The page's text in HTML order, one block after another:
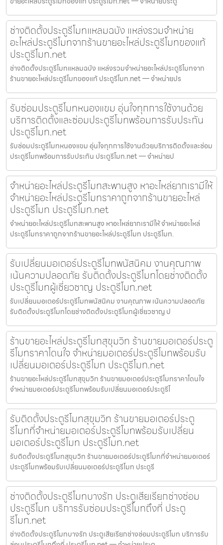
ช่างติดตั้งประตูรีโมทแหลมฉบัง แหล่งรวมจำหน่าย
อะไหล่ประตูรีโมทจากร้านขายอะไหล่ประตูรีโมทของแท้
ประตูรีโมท.net
ช่างติดตั้งประตูรีโมทแหลมฉบัง แหล่งรวมจำหน่ายอะไหล่ประตูรีโมทจาก
ร้านขายอะไหล่ประตูรีโมทของแท้ ประตูรีโมท.net — จำหน่ายปร
รับซ่อมประตูรีโมทหนองแขม อุ่นใจทุกการใช้งานด้วย
บริการติดตั้งและซ่อมประตูรีโมทพร้อมการรับประกัน
ประตูรีโมท.net
รับซ่อมประตูรีโมทหนองแขม อุ่นใจทุกการใช้งานด้วยบริการติดตั้งและซ่อม
ประตูรีโมทพร้อมการรับประกัน ประตูรีโมท.net — จำหน่ายป
จำหน่ายอะไหล่ประตูรีโมทสะพานสูง หาอะไหล่ยากเรามีให้
จำหน่ายอะไหล่ประตูรีโมทราคาถูกจากร้านขายอะไหล่
ประตูรีโมท ประตูรีโมท.net
จำหน่ายอะไหล่ประตูรีโมทสะพานสูง หาอะไหล่ยากเรามีให้ จำหน่ายอะไหล่
ประตูรีโมทราคาถูกจากร้านขายอะไหล่ประตูรีโมท ประตูรีโมท.
รับเปลี่ยนมอเตอร์ประตูรีโมทพนัสนิคม งานคุณภาพ
เน้นความปลอดภัย รับติดตั้งประตูรีโมทโดยช่างติดตั้ง
ประตูรีโมทผู้เชี่ยวชาญ ประตูรีโมท.net
รับเปลี่ยนมอเตอร์ประตูรีโมทพนัสนิคม งานคุณภาพ เน้นความปลอดภัย
รับติดตั้งประตูรีโมทโดยช่างติดตั้งประตูรีโมทผู้เชี่ยวชาญ ป
ร้านขายอะไหล่ประตูรีโมทสุขุมวิท ร้านขายมอเตอร์ประตู
รีโมทราคาโดนใจ จำหน่ายมอเตอร์ประตูรีโมทพร้อมรับ
เปลี่ยนมอเตอร์ประตูรีโมท ประตูรีโมท.net
ร้านขายอะไหล่ประตูรีโมทสุขุมวิท ร้านขายมอเตอร์ประตูรีโมทราคาโดนใจ
จำหน่ายมอเตอร์ประตูรีโมทพร้อมรับเปลี่ยนมอเตอร์ประตูรีโ
รับติดตั้งประตูรีโมทสุขุมวิท ร้านขายมอเตอร์ประตู
รีโมทที่จำหน่ายมอเตอร์ประตูรีโมทพร้อมรับเปลี่ยน
มอเตอร์ประตูรีโมท ประตูรีโมท.net
รับติดตั้งประตูรีโมทสุขุมวิท ร้านขายมอเตอร์ประตูรีโมทที่จำหน่ายมอเตอร์
ประตูรีโมทพร้อมรับเปลี่ยนมอเตอร์ประตูรีโมท ประตูรี
ช่างติดตั้งประตูรีโมทบางรัก ประตูเสียเรียกช่างซ่อม
ประตูรีโมท บริการรับซ่อมประตูรีโมทถึงที่ ประตู
รีโมท.net
ช่างติดตั้งประตูรีโมทบางรัก ประตูเสียเรียกช่างซ่อมประตูรีโมท บริการรับ